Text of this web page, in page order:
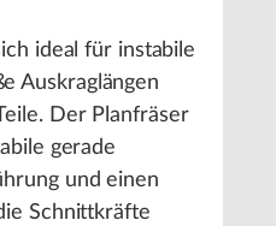
ideal für instabile
Auskraglängen
Der Planfräser
gerade
und einen
Schnittkräfte